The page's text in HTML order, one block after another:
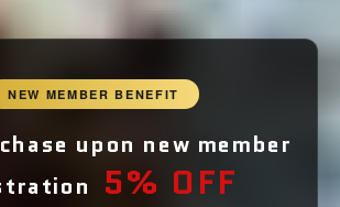
NEW MEMBER BENEFIT
upon new member
5% OFF